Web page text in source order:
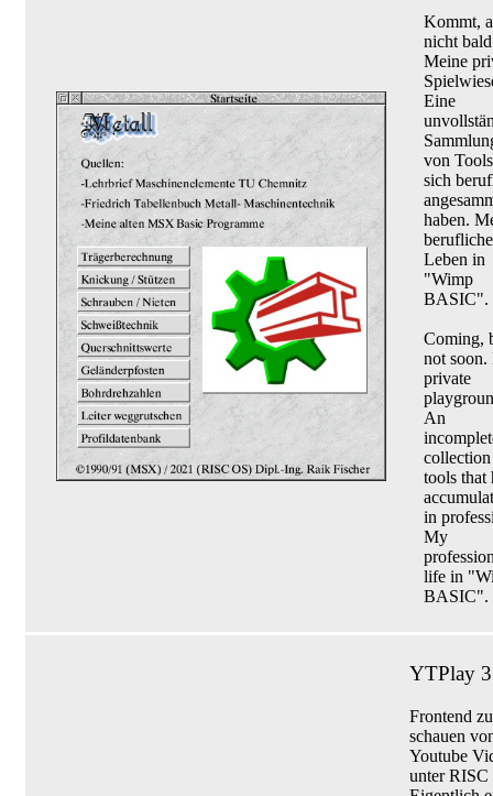
Kommt,
nicht
Meine
Eine
von
sich
haben.
Leben in
"Wimp
BASIC".
Coming,
not soon.
private
An
tools that
in
My
life in
BASIC".
YTPlay 3
Frontend
schauen
Youtube
unter RISC